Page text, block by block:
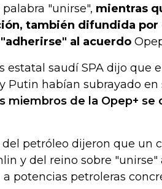
"unirse", mientras
también difundida por
al acuerdo
estatal saudí SPA dijo que
Putin habían subrayado en
miembros de la Opep+ se
petróleo dijeron que un
y del reino sobre "unirse"
potencias petroleras